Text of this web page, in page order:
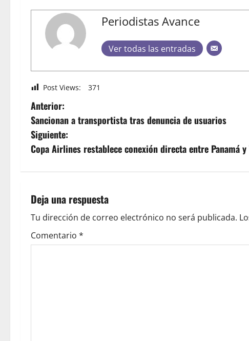
Periodistas Avance
Ver todas las entradas
Post Views: 371
Anterior:
Sancionan a transportista tras denuncia de usuarios
Siguiente:
Copa Airlines restablece conexión directa entre Panamá y
Deja una respuesta
Tu dirección de correo electrónico no será publicada.
Comentario *